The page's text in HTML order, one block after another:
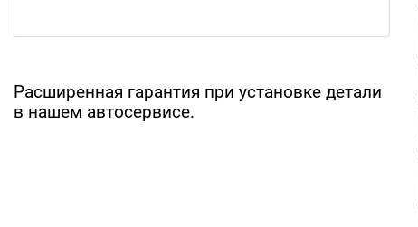
Расширенная гарантия при установке детали
в нашем автосервисе.